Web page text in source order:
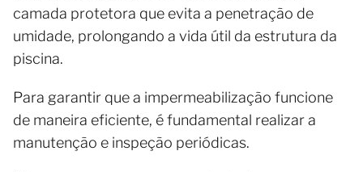
camada protetora que evita a penetração de
umidade, prolongando a vida útil da estrutura da
piscina.
Para garantir que a impermeabilização funcione
de maneira eficiente, é fundamental realizar a
manutenção e inspeção periódicas.